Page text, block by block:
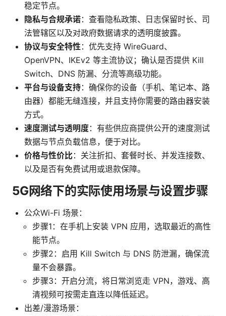
稳定节点。
隐私与合规承诺：查看隐私政策、日志保留时长、司
法管辖区以及对政府数据请求的透明度披露。
协议与安全特性：优先支持 WireGuard、
OpenVPN、IKEv2 等主流协议；确认是否提供 Kill
Switch、DNS 防漏、分流等高级功能。
平台与设备支持：确保你的设备（手机、笔记本、路
由器）都能无缝连接，并且支持你需要的路由器安装
方式。
速度测试与透明度：有些供应商提供公开的速度测试
数据与节点负载信息，便于对比。
价格与性价比：关注折扣、套餐时长、并发连接数、
以及是否有免费试用或退款保障。
5G网络下的实际使用场景与设置步骤
公众Wi-Fi 场景：
步骤1：在手机上安装 VPN 应用，选取最近的高性
能节点。
步骤2：启用 Kill Switch 与 DNS 防泄漏，确保流
量不会暴露。
步骤3：开启分流，将日常浏览走 VPN，游戏、高
清视频可按需走直连以降低延迟。
出差/漫游场景：